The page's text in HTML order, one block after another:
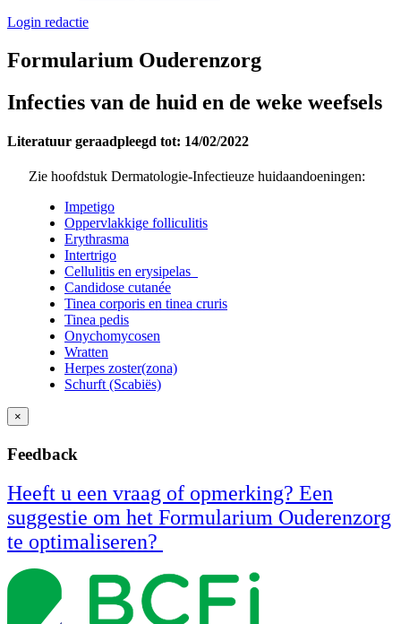
Login redactie
Formularium Ouderenzorg
Infecties van de huid en de weke weefsels
Literatuur geraadpleegd tot: 14/02/2022
Zie hoofdstuk Dermatologie-Infectieuze huidaandoeningen:
Impetigo
Oppervlakkige folliculitis
Erythrasma
Intertrigo
Cellulitis en erysipelas
Candidose cutanée
Tinea corporis en tinea cruris
Tinea pedis
Onychomycosen
Wratten
Herpes zoster(zona)
Schurft (Scabiës)
×
Feedback
Heeft u een vraag of opmerking? Een
suggestie om het Formularium Ouderenzorg
te optimaliseren?